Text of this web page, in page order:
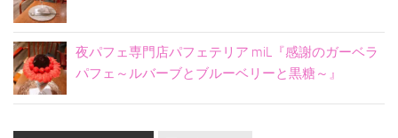
夜パフェ専門店パフェテリア miL『感謝のガーベラ
パフェ～ルバーブとブルーベリーと黒糖～』